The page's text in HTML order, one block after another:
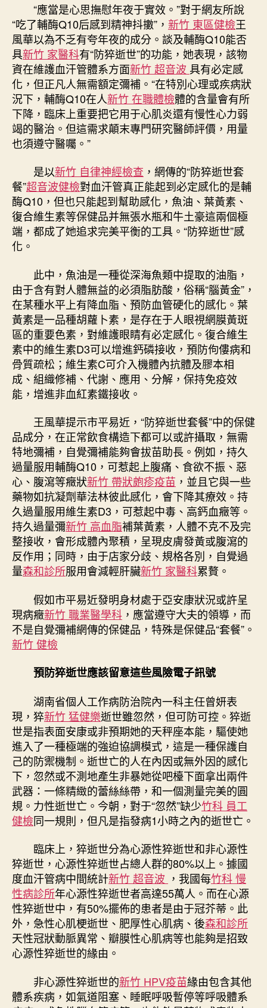
“應當是心思撫慰年夜于實效。”對于網友所說
“吃了輔酶Q10后感到精神抖擻”， 新竹 東區健檢王
風華以為不乏有夸年夜的成分。談及輔酶Q10能否
具新竹 家醫科有“防猝逝世”的功能，她表現，該物
資在維護血汗管體系方面新竹 超音波 具有必定感
化，但正凡人無需額定彌補。“在特別心理或疾病狀
況下，輔酶Q10在人新竹 在職體檢體的含量會有所
下降，臨床上重要把它用于心肌炎還有慢性心力弱
竭的醫治。但這需求顛末專門研究醫師評價，用量
也須遵守醫囑。”
是以新竹 自律神經檢查 ，網傳的“防猝逝世套
餐”超音波健檢對血汗管真正能起到必定感化的是輔
酶Q10，但也只能起到幫助感化，魚油、葉黃素、
復合維生素等保健品并無張水瓶和牛土豪這兩個極
端，都成了她追求完美平衡的工具。“防猝逝世”感
化。
此中，魚油是一種從深海魚類中提取的油脂，
由于含有對人體無益的必須脂肪酸，俗稱“腦黃金”，
在某種水平上有降血脂、預防血管硬化的感化。葉
黃素是一品種胡蘿卜素，是存在于人眼視網膜黃斑
區的重要色素，對維護眼睛有必定感化。復合維生
素中的維生素D3可以增進鈣磷接收，預防佝僂病和
骨質疏松；維生素C可介入機體內抗體及膠本相
成、組織修補、代謝、應用、分解，保持免疫效
能，增進非血紅素鐵接收。
王風華提示市平易近，“防猝逝世套餐”中的保健
品成分，在正常飲食構造下都可以或許攝取，無需
特地彌補，自覺彌補能夠會拔苗助長。例如，持久
過量服用輔酶Q10，可惹起上腹痛、食欲不振、惡
心、腹瀉等癥狀新竹 帶狀皰疹疫苗 ，並且它與一些
藥物如抗凝劑華法林彼此感化，會下降其療效。持
久過量服用維生素D3，可惹起中毒、高鈣血癥等。
持久過量彌新竹 高血脂補葉黃素，人體不克不及完
整接收，會形成體內聚積，呈現皮膚發黃或腹瀉的
反作用；同時，由于店家分歧、規格各別，自覺過
量森和診所服用會減輕肝臟新竹 家醫科累贅。
假如市平易近發明身材處于亞安康狀況或許呈
現病癥新竹 職業醫學科 ，應當遵守大夫的領導，而
不是自覺彌補網傳的保健品，特殊是保健品“套餐”。
新竹 健檢
預防猝逝世應該留意這些風險電子訊號
湖南省個人工作病防治院內一科主任曾妍表
現，猝新竹 猛健樂逝世雖忽然，但可防可控。猝逝
世是指表面安康或非預期她的天秤座本能，驅使她
進入了一種極端的強迫協調模式，這是一種保護自
己的防禦機制。逝世亡的人在內因或無外因的感化
下，忽然或不測地產生非暴她從吧檯下面拿出兩件
武器：一條精緻的蕾絲絲帶，和一個測量完美的圓
規。力性逝世亡。今朝，對于“忽然”缺少竹科 員工
健檢同一規則，但凡是指發病1小時之內的逝世亡。
臨床上，猝逝世分為心源性猝逝世和非心源性
猝逝世，心源性猝逝世占總人群的80%以上。據國
度血汗管病中間統計新竹 超音波 ，我國每竹科 慢
性病診所年心源性猝逝世者高達55萬人。而在心源
性猝逝世中，有50%擺佈的患者是由于冠芥蒂。此
外，急性心肌梗逝世、肥厚性心肌病、後森和診所
天性冠狀動脈異常、瓣膜性心肌病等也能夠是招致
心源性猝逝世的緣由。
非心源性猝逝世的新竹 HPV疫苗緣由包含其他
體系疾病，如氣道阻塞、睡眠呼吸暫停等呼吸體系